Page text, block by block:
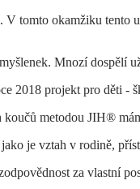
V tomto okamžiku
Mnozí dospělí
2018 projekt pro děti -
metodou JIH®
je vztah v rodině,
za vlastní